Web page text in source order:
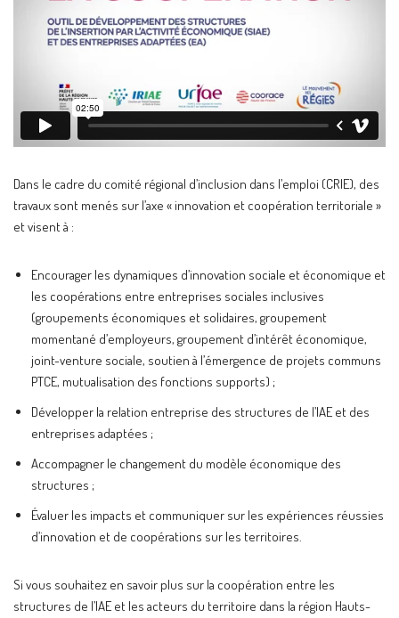
Dans le cadre du comité régional d’inclusion dans l’emploi (CRIE), des
travaux sont menés sur l’axe « innovation et coopération territoriale »
et visent à :
Encourager les dynamiques d’innovation sociale et économique et
les coopérations entre entreprises sociales inclusives
(groupements économiques et solidaires, groupement
momentané d’employeurs, groupement d’intérêt économique,
joint-venture sociale, soutien à l’émergence de projets communs
PTCE, mutualisation des fonctions supports) ;
Développer la relation entreprise des structures de l’IAE et des
entreprises adaptées ;
Accompagner le changement du modèle économique des
structures ;
Évaluer les impacts et communiquer sur les expériences réussies
d’innovation et de coopérations sur les territoires.
Si vous souhaitez en savoir plus sur la coopération entre les
structures de l’IAE et les acteurs du territoire dans la région Hauts-